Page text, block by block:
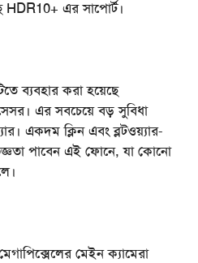
এর সাপোর্ট।
ব্যবহার করা হয়েছে
এর সবচেয়ে বড় সুবিধা
একদম ক্লিন এবং ব্লটওয়্যার-
পাবেন এই ফোনে, যা কোনো
মেইন ক্যামেরা